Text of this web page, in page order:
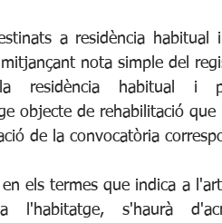
a residència habitual
nota simple del
residència habitual i
objecte de rehabilitació
de la convocatòria
els termes que indica a
s'haurà